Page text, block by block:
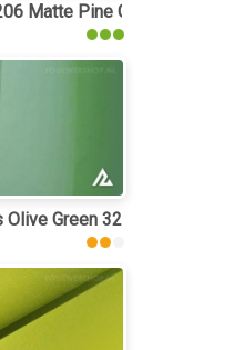
folie
Matte Pine Green Metallic
Green 3217 folie